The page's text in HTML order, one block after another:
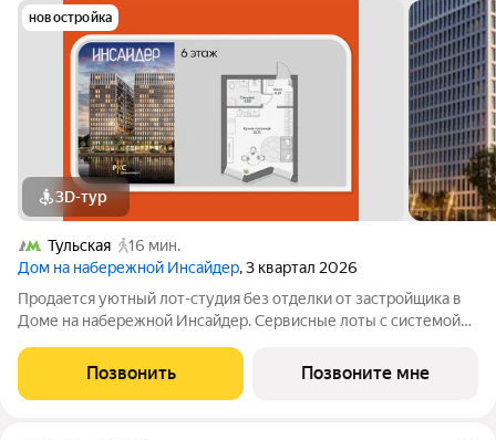
новостройка
3D-тур
Тульская
16 мин.
Дом на набережной Инсайдер, 3 квартал 2026
Продается уютный лот-студия без отделки от застройщика в
Доме на набережной Инсайдер. Сервисные лоты с системой
на 6 этаже в секции 1.3. В лоте 2 панорамных окна в пол с
видами на внутренний
Позвонить Позвоните мне